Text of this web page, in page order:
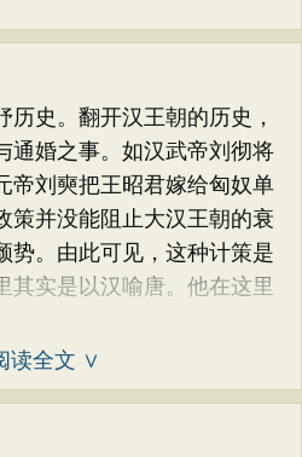
史。翻开汉王朝的历史，
通婚之事。如汉武帝刘彻将
帝刘奭把王昭君嫁给匈奴单
策并没能阻止大汉王朝的衰
势。由此可见，这种计策是
其实是以汉喻唐。他在这里
读全文 ∨